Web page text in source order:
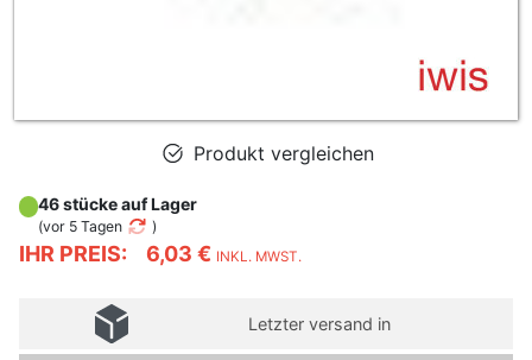
Produkt vergleichen
IHR PREIS: 6,03 € INKL. MWST.
46 stücke auf Lager
(vor 5 Tagen )
Letzter versand in